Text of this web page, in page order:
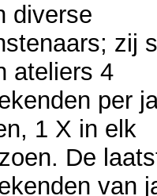
diverse
zij
ateliers 4
per
1 X in elk
De
van